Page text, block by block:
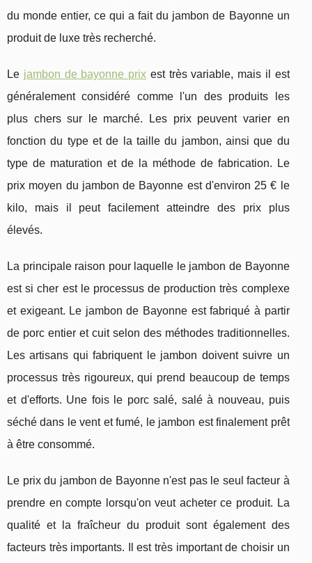
du monde entier, ce qui a fait du jambon de Bayonne un
produit de luxe très recherché.
Le jambon de bayonne prix est très variable, mais il est
généralement considéré comme l'un des produits les
plus chers sur le marché. Les prix peuvent varier en
fonction du type et de la taille du jambon, ainsi que du
type de maturation et de la méthode de fabrication. Le
prix moyen du jambon de Bayonne est d'environ 25 € le
kilo, mais il peut facilement atteindre des prix plus
élevés.
La principale raison pour laquelle le jambon de Bayonne
est si cher est le processus de production très complexe
et exigeant. Le jambon de Bayonne est fabriqué à partir
de porc entier et cuit selon des méthodes traditionnelles.
Les artisans qui fabriquent le jambon doivent suivre un
processus très rigoureux, qui prend beaucoup de temps
et d'efforts. Une fois le porc salé, salé à nouveau, puis
séché dans le vent et fumé, le jambon est finalement prêt
à être consommé.
Le prix du jambon de Bayonne n'est pas le seul facteur à
prendre en compte lorsqu'on veut acheter ce produit. La
qualité et la fraîcheur du produit sont également des
facteurs très importants. Il est très important de choisir un